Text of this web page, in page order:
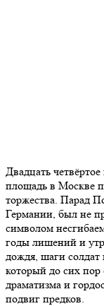
Двадцать
площадь в Москве
торжества. Парад
Германии, был не
символом
годы лишений и
дождя, шаги солдат
который до сих пор
драматизма и
подвиг предков.